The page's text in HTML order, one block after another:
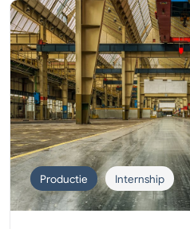
Productie Internship